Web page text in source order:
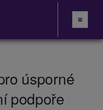
úsporné
podpoře